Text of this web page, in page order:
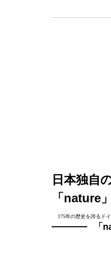
日本独自
「nature」
175年の歴史を誇るド
「